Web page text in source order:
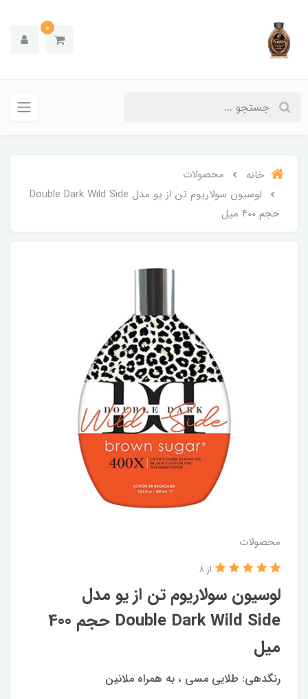
0
خانه
محصولات
لوسیون سولاریوم تن از یو مدل Double Dark Wild Side
حجم 400 میل
محصولات
لوسیون سولاریوم تن از یو مدل
Double Dark Wild Side حجم 400
میل
از 8
رنگدهی: طلایی مسی ، به همراه ملانین